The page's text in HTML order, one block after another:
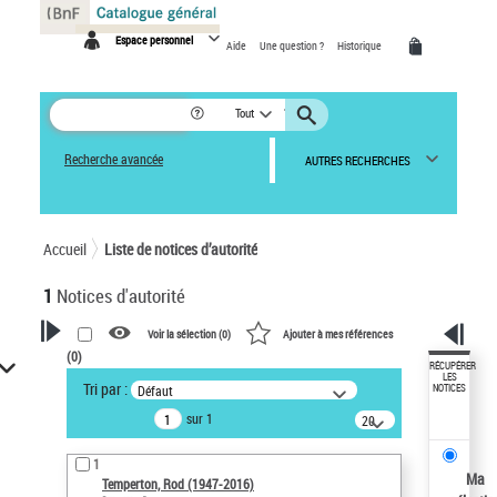
Espace personnel Aide Une question ? Historique
Tout
Recherche avancée AUTRES RECHERCHES
Accueil Liste de notices d’autorité
1 Notices d'autorité
VOTRE RECHERCHE
Recherche avancée dans les
notices d’autorité
Œuvres liées à l'auteur :
Temperton, Rod (1947-2016)
Voir la sélection (0) Ajouter à mes références
(0)
Tri par : Défaut
sur 1
20
résultats/page
1
Temperton, Rod (1947-2016)
RÉCUPÉRER
LES
NOTICES
Ma
Panneau de gestion des cookies